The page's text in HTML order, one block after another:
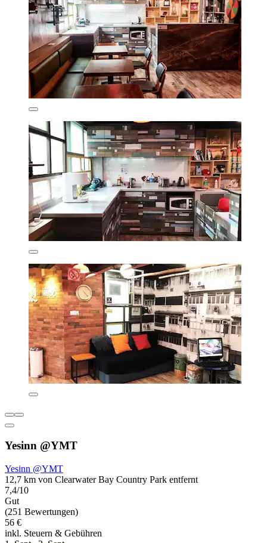
Yesinn @YMT
Yesinn @YMT
12,7 km von Clearwater Bay Country Park entfernt
7,4/10
Gut
(251 Bewertungen)
56 €
inkl. Steuern & Gebühren